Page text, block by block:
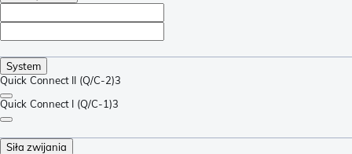
System
Quick Connect II (Q/C-2)3
Quick Connect I (Q/C-1)3
Siła zwijania